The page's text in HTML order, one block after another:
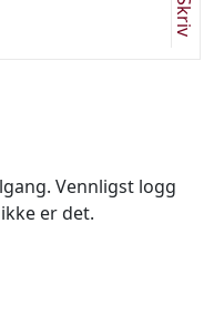
Skriv
Vennligst logg
er det.